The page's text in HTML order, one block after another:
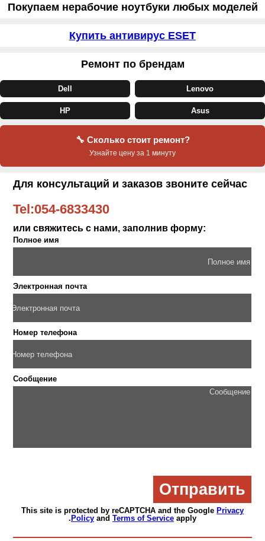
Покупаем нерабочие ноутбуки любых моделей
Купить антивирус ESET
Ремонт по брендам
Dell Lenovo
HP Asus
🔧 Сколько стоит ремонт?
Узнайте цену за 1 минуту
Для консультаций и заказов звоните сейчас
Tel:054-6833430
или свяжитесь с нами, заполнив форму:
Полное имя
Электронная почта
Номер телефона
Сообщение
This site is protected by reCAPTCHA and the Google Privacy
Policy and Terms of Service apply.